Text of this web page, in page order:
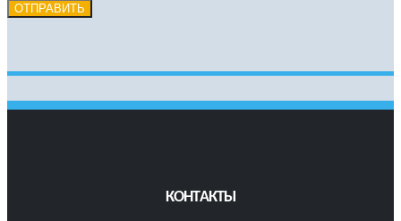
ОТПРАВИТЬ
КОНТАКТЫ